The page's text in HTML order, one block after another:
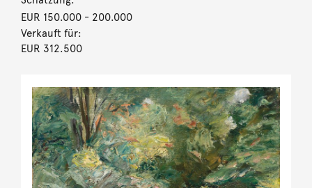
EUR 150.000- 200.000
Verkauft für:
EUR 312.500